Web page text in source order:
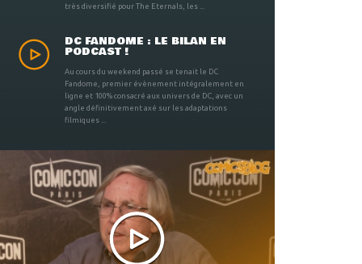
très diversifié pour The Eternals, les ...
DC FANDOME : LE BILAN EN
PODCAST !
Au cours du weekend passé se tenait le DC
Fandome, premier évènement intégralement en
ligne et 100% consacré aux univers de DC, avec un
angle définitivement axé sur les adaptations
filmiques ...